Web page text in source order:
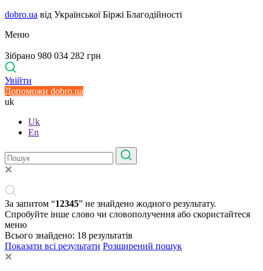
dobro.ua від Української Біржі Благодійності
Меню
Зібрано 980 034 282 грн
Увійти
Допоможи dobro.ua
uk
Uk
En
За запитом “12345” не знайдено жодного результату.
Спробуйте інше слово чи словополучення або скористайтеся
меню
Всього знайдено: 18 результатів
Показати всі результати Розширений пошук